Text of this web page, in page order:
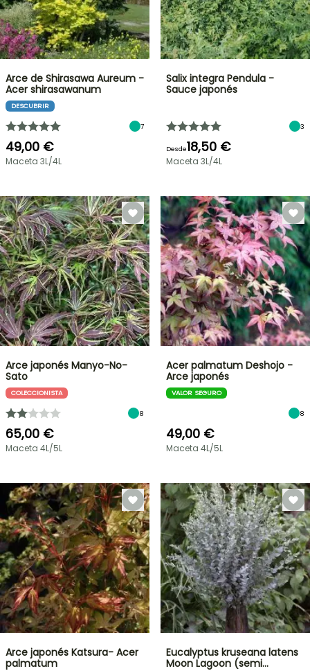
Arce de Shirasawa Aureum -
Acer shirasawanum
DESCUBRIR
7
49,00 €
Maceta 3L/4L
Salix integra Pendula -
Sauce japonés
3
Desde18,50 €
Maceta 3L/4L
Arce japonés Manyo-No-
Sato
COLECCIONISTA
8
65,00 €
Maceta 4L/5L
Acer palmatum Deshojo -
Arce japonés
VALOR SEGURO
8
49,00 €
Maceta 4L/5L
Arce japonés Katsura- Acer
palmatum
Eucalyptus kruseana latens
Moon Lagoon (semi…